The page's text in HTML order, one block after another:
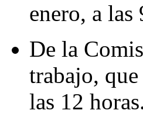
enero, a las
De la
trabajo,
las 12